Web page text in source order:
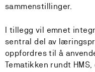
sammenstillinger.
I tillegg vil emnet
sentral del av
oppfordres til å
Tematikken rundt